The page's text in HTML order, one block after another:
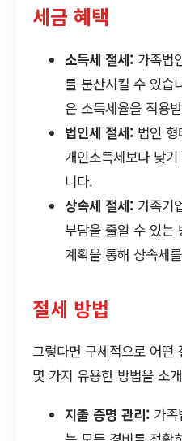
세금 혜택
소득세 절세: 가족법
를 분산시킬 수 있습
은 소득세율을 적용
법인세 절세: 법인
개인소득세보다 낮
니다.
상속세 절세: 가족기
부담을 줄일 수 있는
계획을 통해 상속세
절세 방법
그렇다면 구체적으로 어떤
몇 가지 유용한 방법을 소
지출 증명 관리: 가